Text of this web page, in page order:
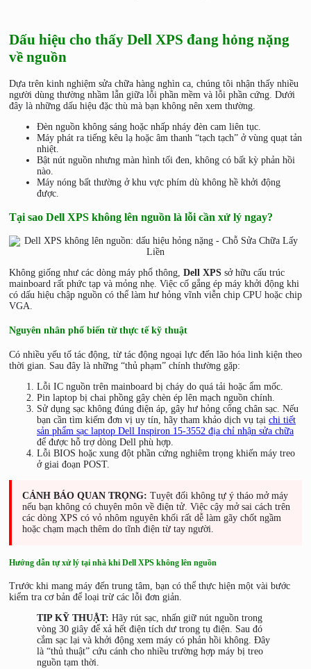
Dấu hiệu cho thấy Dell XPS đang hỏng nặng
về nguồn
Dựa trên kinh nghiệm sửa chữa hàng nghìn ca, chúng tôi nhận thấy nhiều
người dùng thường nhầm lẫn giữa lỗi phần mềm và lỗi phần cứng. Dưới
đây là những dấu hiệu đặc thù mà bạn không nên xem thường.
Đèn nguồn không sáng hoặc nhấp nháy đèn cam liên tục.
Máy phát ra tiếng kêu lạ hoặc âm thanh “tạch tạch” ở vùng quạt tản
nhiệt.
Bật nút nguồn nhưng màn hình tối đen, không có bất kỳ phản hồi
nào.
Máy nóng bất thường ở khu vực phím dù không hề khởi động
được.
Tại sao Dell XPS không lên nguồn là lỗi cần xử lý ngay?
Không giống như các dòng máy phổ thông, Dell XPS sở hữu cấu trúc
mainboard rất phức tạp và mỏng nhẹ. Việc cố gắng ép máy khởi động khi
có dấu hiệu chập nguồn có thể làm hư hỏng vĩnh viễn chip CPU hoặc chip
VGA.
Nguyên nhân phổ biến từ thực tế kỹ thuật
Có nhiều yếu tố tác động, từ tác động ngoại lực đến lão hóa linh kiện theo
thời gian. Sau đây là những “thủ phạm” chính thường gặp:
Lỗi IC nguồn trên mainboard bị cháy do quá tải hoặc ẩm mốc.
Pin laptop bị chai phồng gây chèn ép lên mạch nguồn chính.
Sử dụng sạc không đúng điện áp, gây hư hỏng cổng chân sạc. Nếu
bạn cần tìm kiếm đơn vị uy tín, hãy tham khảo dịch vụ tại chi tiết
sản phẩm sạc laptop Dell Inspiron 15-3552 địa chỉ nhận sửa chữa
để được hỗ trợ dòng Dell phù hợp.
Lỗi BIOS hoặc xung đột phần cứng nghiêm trọng khiến máy treo
ở giai đoạn POST.
CẢNH BÁO QUAN TRỌNG: Tuyệt đối không tự ý tháo mở máy
nếu bạn không có chuyên môn về điện tử. Việc cậy mở sai cách trên
các dòng XPS có vỏ nhôm nguyên khối rất dễ làm gãy chốt ngầm
hoặc chạm mạch thêm do tĩnh điện từ tay người.
Hướng dẫn tự xử lý tại nhà khi Dell XPS không lên nguồn
Trước khi mang máy đến trung tâm, bạn có thể thực hiện một vài bước
kiểm tra cơ bản để loại trừ các lỗi đơn giản.
TIP KỸ THUẬT: Hãy rút sạc, nhấn giữ nút nguồn trong
vòng 30 giây để xả hết điện tích dư trong tụ điện. Sau đó
cắm sạc lại và khởi động xem máy có phản hồi không. Đây
là “thủ thuật” cứu cánh cho nhiều trường hợp máy bị treo
nguồn tạm thời.